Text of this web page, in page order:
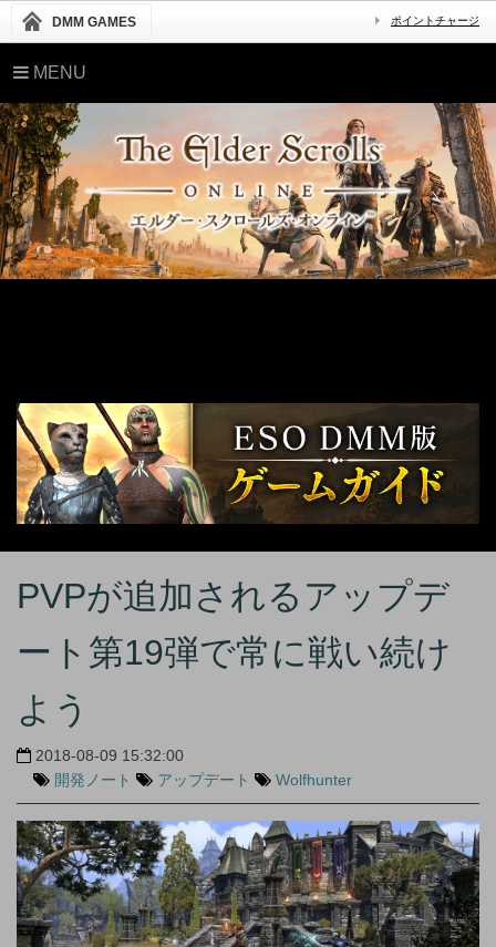
DMM GAMES ポイントチャージ
MENU
PVPが追加されるアップデ
ート第19弾で常に戦い続け
よう
2018-08-09 15:32:00
開発ノート
アップデート Wolfhunter